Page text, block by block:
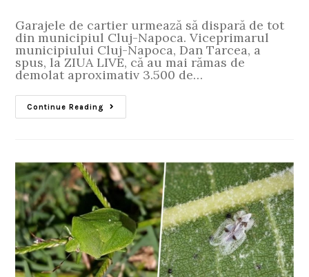
Garajele de cartier urmează să dispară de tot
din municipiul Cluj-Napoca. Viceprimarul
municipiului Cluj-Napoca, Dan Tarcea, a
spus, la ZIUA LIVE, că au mai rămas de
demolat aproximativ 3.500 de…
Continue Reading